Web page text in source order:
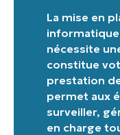
La mise en
nécessite
constitue
prestation
permet aux
surveiller,
en charge